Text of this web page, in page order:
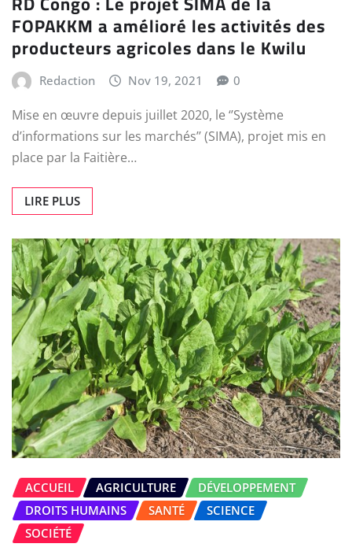
FOPAKKM a amélioré les activités des
producteurs agricoles dans le Kwilu
Redaction Nov 19, 2021 0
Mise en œuvre depuis juillet 2020, le ‘’Système
d’informations sur les marchés’’ (SIMA), projet mis en
place par la Faitière…
LIRE PLUS
ACCUEIL AGRICULTURE
DÉVELOPPEMENT
DROITS HUMAINS
SANTÉ
SCIENCE
SOCIÉTÉ